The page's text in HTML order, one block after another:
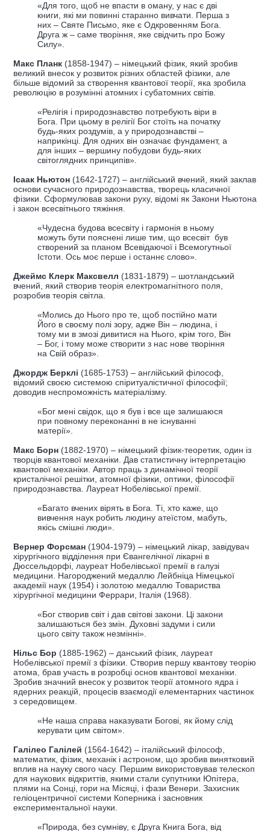
«Для того, щоб не впасти в оману, у нас є дві
книги, які ми повинні старанно вивчати. Перша з
них – Святе Письмо, яке є Одкровенням Бога.
Друга ж – саме творіння, яке свідчить про Божу
Силу».
Макс Планк (1858-1947) – німецький фізик, який зробив
великий внесок у розвиток різних областей фізики, але
більше відомий за створення квантової теорії, яка зробила
революцію в розумінні атомних і субатомних світів.
«Релігія і природознавство потребують віри в
Бога. При цьому в релігії Бог стоїть на початку
будь-яких роздумів, а у природознавстві –
наприкінці. Для одних він означає фундамент, а
для інших – вершину побудови будь-яких
світоглядних принципів».
Ісаак Ньютон (1642-1727) – англійський вчений, який заклав
основи сучасного природознавства, творець класичної
фізики. Сформулював закони руху, відомі як Закони Ньютона
і закон всесвітнього тяжіння.
«Чудесна будова всесвіту і гармонія в ньому
можуть бути пояснені лише тим, що всесвіт був
створений за планом Всевідаючої і Всемогутньої
Істоти. Ось моє перше і останнє слово».
Джеймс Клерк Максвелл (1831-1879) – шотландський
вчений, який створив теорія електромагнітного поля,
розробив теорія світла.
«Молись до Нього про те, щоб постійно мати
Його в своєму полі зору, адже Він – людина, і
тому ми в змозі дивитися на Нього, крім того, Він
– Бог, і тому може створити з нас нове творіння
на Свій образ».
Джордж Берклі (1685-1753) – англійський філософ,
відомий своєю системою спіритуалістичної філософії;
доводив неспроможність матеріалізму.
«Бог мені свідок, що я був і все ще залишаюся
при повному переконанні в не існуванні
матерії».
Макс Борн (1882-1970) – німецький фізик-теоретик, один із
творців квантової механіки. Дав статистичну інтерпретацію
квантової механіки. Автор праць з динамічної теорії
кристалічної решітки, атомної фізики, оптики, філософії
природознавства. Лауреат Нобелівської премії.
«Багато вчених вірять в Бога. Ті, хто каже, що
вивчення наук робить людину атеїстом, мабуть,
якісь смішні люди».
Вернер Форсман (1904-1979) – німецький лікар, завідувач
хірургічного відділення при Євангелічної лікарні в
Дюссельдорфі, лауреат Нобелівської премії в галузі
медицини. Нагороджений медаллю Лейбніца Німецької
академії наук (1954) і золотою медаллю Товариства
хірургічної медицини Феррари, Італія (1968).
«Бог створив світ і дав світові закони. Ці закони
залишаються без змін. Духовні задуми і сили
цього світу також незмінні».
Нільс Бор (1885-1962) – данський фізик, лауреат
Нобелівської премії з фізики. Створив першу квантову теорію
атома, брав участь в розробці основ квантової механіки.
Зробив значний внесок у розвиток теорії атомного ядра і
ядерних реакцій, процесів взаємодії елементарних частинок
з середовищем.
«Не наша справа наказувати Богові, як йому слід
керувати цим світом».
Галілео Галілей (1564-1642) – італійський філософ,
математик, фізик, механік і астроном, що зробив винятковий
вплив на науку свого часу. Першим використовував телескоп
для наукових відкриттів, якими стали супутники Юпітера,
плями на Сонці, гори на Місяці, і фази Венери. Захисник
геліоцентричної системи Коперника і засновник
експериментальної науки.
«Природа, без сумніву, є Друга Книга Бога, від